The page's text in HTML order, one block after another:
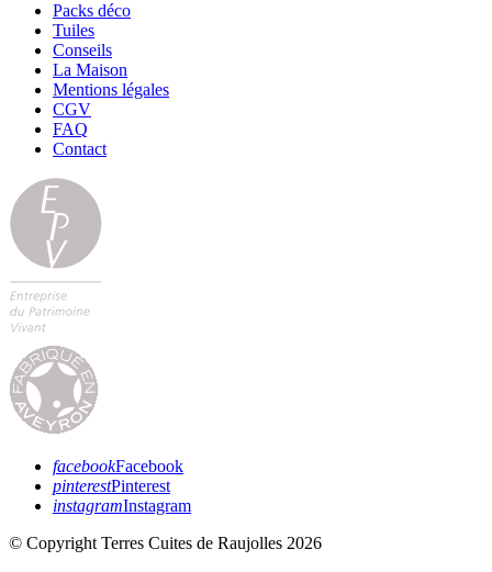
Packs déco
Tuiles
Conseils
La Maison
Mentions légales
CGV
FAQ
Contact
facebookFacebook
pinterestPinterest
instagramInstagram
© Copyright Terres Cuites de Raujolles 2026